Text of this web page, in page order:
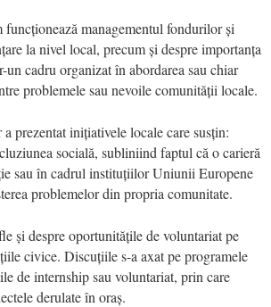
managementul fondurilor și
la nivel local, precum și despre importanța
cadru organizat în abordarea sau chiar
problemele sau nevoile comunității locale.
prezentat inițiativele locale care susțin:
socială, subliniind faptul că o carieră
sau în cadrul instituțiilor Uniunii Europene
problemelor din propria comunitate.
și despre oportunitățile de voluntariat pe
civice. Discuțiile s-a axat pe programele
de internship sau voluntariat, prin care
derulate în oraș.